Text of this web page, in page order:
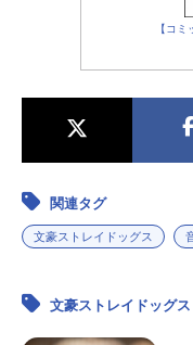
【コ
関連タグ
文豪ストレイドッグス
文豪ストレイドッグ